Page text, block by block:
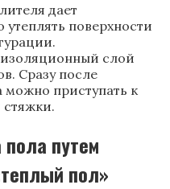
дает
поверхности
слой
Сразу после
можно приступать к
пола путем
пол»